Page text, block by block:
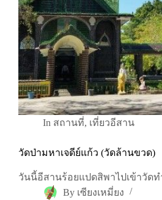
In สถานที่, เที่ยวอีสาน
วัดป่ามหาเจดีย์แก้ว (วัดล้านขวด)
วันนี้อีสานร้อยแปดสิพาไปเข้าวัด
By เซียงเหมี่ยง